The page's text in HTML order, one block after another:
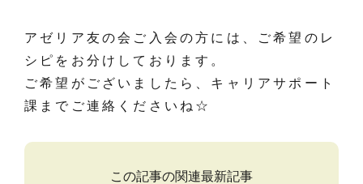
アゼリア友の会ご入会の方には、ご希望のレ
シピをお分けしております。
ご希望がございましたら、キャリアサポート
課までご連絡くださいね☆
この記事の関連最新記事